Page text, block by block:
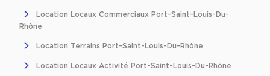
Achat de plateformes Logistique en Bretagne
Location Locaux Commerciaux Port-Saint-Louis-Du-
Rhône
Location Terrains Port-Saint-Louis-Du-Rhône
Location Locaux Activité Port-Saint-Louis-Du-Rhône